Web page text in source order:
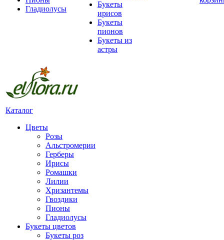
Гладиолусы
Букеты
ирисов
Букеты
пионов
Букеты из
астры
Каталог
Цветы
Розы
Альстромерии
Герберы
Ирисы
Ромашки
Лилии
Хризантемы
Гвоздики
Пионы
Гладиолусы
Букеты цветов
Букеты роз